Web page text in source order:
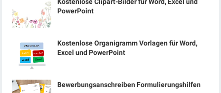
PowerPoint
Kostenlose Organigramm Vorlagen für Word,
Excel und PowerPoint
Bewerbungsanschreiben Formulierungshilfen